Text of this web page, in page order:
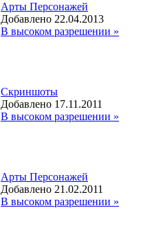
Арты Персонажей
Добавлено 22.04.2013
В высоком разрешении »
Скриншоты
Добавлено 17.11.2011
В высоком разрешении »
Арты Персонажей
Добавлено 21.02.2011
В высоком разрешении »